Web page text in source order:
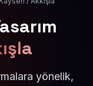
yönelik,